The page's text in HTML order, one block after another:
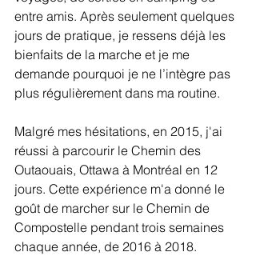
entre amis. Après seulement quelques
jours de pratique, je ressens déjà les
bienfaits de la marche et je me
demande pourquoi je ne l’intègre pas
plus régulièrement dans ma routine.
Malgré mes hésitations, en 2015, j'ai
réussi à parcourir le Chemin des
Outaouais, Ottawa à Montréal en 12
jours. Cette expérience m'a donné le
goût de marcher sur le Chemin de
Compostelle pendant trois semaines
chaque année, de 2016 à 2018.